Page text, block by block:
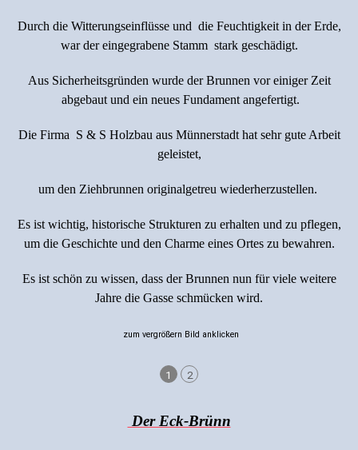
Durch die Witterungseinflüsse und die Feuchtigkeit in der Erde,
war der eingegrabene Stamm stark geschädigt.
Aus Sicherheitsgründen wurde der Brunnen vor einiger Zeit
abgebaut und ein neues Fundament angefertigt.
Die Firma S & S Holzbau aus Münnerstadt hat sehr gute Arbeit
geleistet,
um den Ziehbrunnen originalgetreu wiederherzustellen.
Es ist wichtig, historische Strukturen zu erhalten und zu pflegen,
um die Geschichte und den Charme eines Ortes zu bewahren.
Es ist schön zu wissen, dass der Brunnen nun für viele weitere
Jahre die Gasse schmücken wird.
zum vergrößern Bild anklicken
1 2
Der Eck-Brünn